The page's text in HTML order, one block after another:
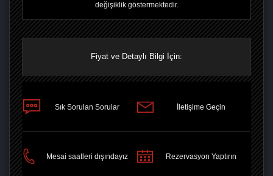
değişiklik göstermektedir.
Fiyat ve Detaylı Bilgi İçin:
Sık Sorulan Sorular İletişime Geçin
Mesai saatleri dışındayız Rezervasyon Yaptırın